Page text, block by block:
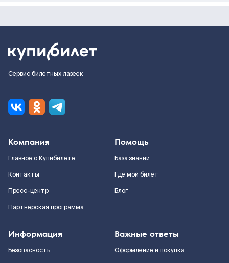
Сервис билетных лазеек
Компания
Главное о Купибилете
Контакты
Пресс-центр
Партнерская программа
Помощь
База знаний
Где мой билет
Блог
Информация
Безопасность
Важные ответы
Оформление и покупка